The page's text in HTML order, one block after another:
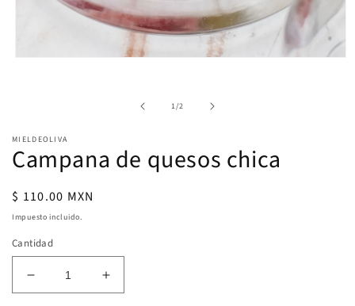
ventana
1/de
2
MIELDEOLIVA
Campana de quesos chica
Precio
habitual
$ 110.00 MXN
Impuesto incluido.
Cantidad
Reducir
cantidad
Aumentar
cantidad